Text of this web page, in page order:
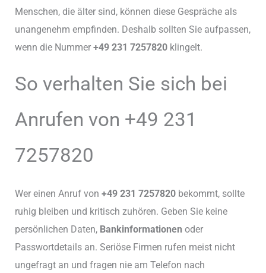
Menschen, die älter sind, können diese Gespräche als
unangenehm empfinden. Deshalb sollten Sie aufpassen,
wenn die Nummer+49 231 7257820 klingelt.
So verhalten Sie sich bei
Anrufen von +49 231
7257820
Wer einen Anruf von+49 231 7257820 bekommt, sollte
ruhig bleiben und kritisch zuhören. Geben Sie keine
persönlichen Daten, Bankinformationen oder
Passwortdetails an. Seriöse Firmen rufen meist nicht
ungefragt an und fragen nie am Telefon nach